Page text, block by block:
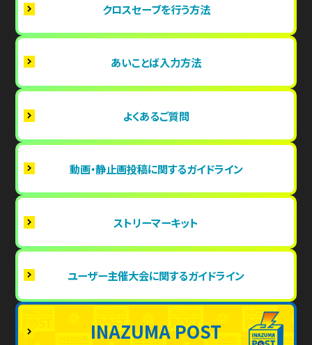
クロスセーブを行う方法
あいことば入力方法
よくあるご質問
動画・静止画投稿に関するガイドライン
ストリーマーキット
ユーザー主催大会に関するガイドライン
INAZUMA POST